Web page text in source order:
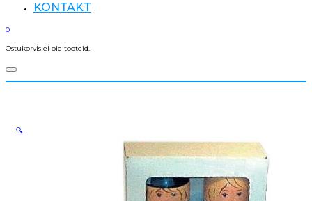
KONTAKT
0
Ostukorvis ei ole tooteid.
🔍